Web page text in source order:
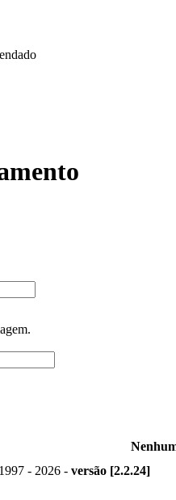
1997 - 2026 - versão [2.2.24]